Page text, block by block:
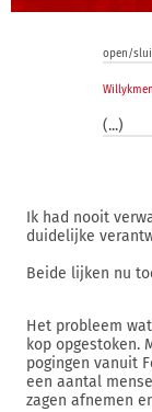
open/
(...)
Ik had nooit
duidelijke
Beide lijken nu
Het probleem
kop opgestoken.
pogingen vanuit
een aantal
zagen afnemen